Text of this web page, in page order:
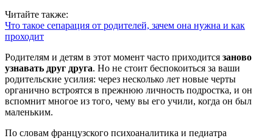
Читайте также:
Что такое сепарация от родителей, зачем она нужна и как
проходит
Родителям и детям в этот момент часто приходится заново
узнавать друг друга. Но не стоит беспокоиться за ваши
родительские усилия: через несколько лет новые черты
органично встроятся в прежнюю личность подростка, и он
вспомнит многое из того, чему вы его учили, когда он был
маленьким.
По словам французского психоаналитика и педиатра